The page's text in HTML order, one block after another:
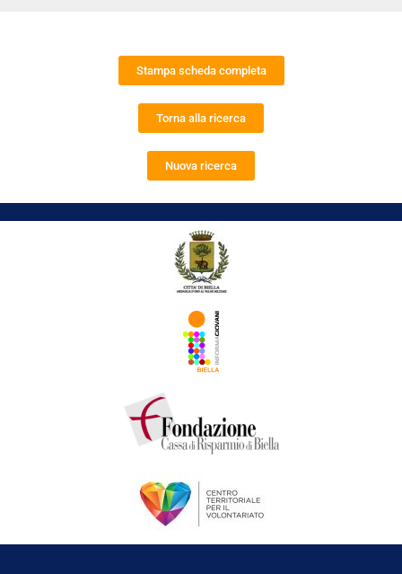
Stampa scheda completa
Torna alla ricerca
Nuova ricerca